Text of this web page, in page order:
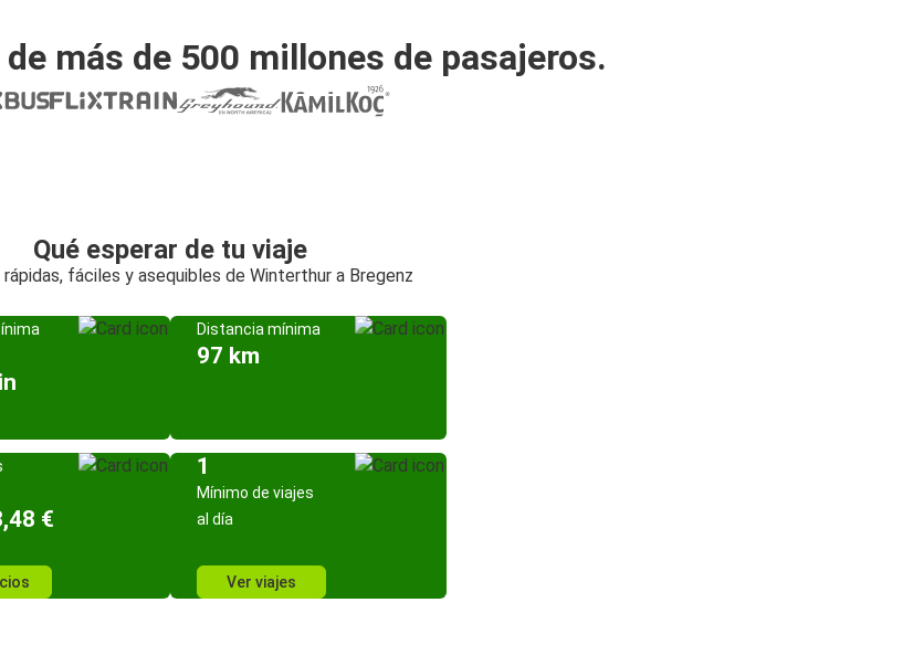
más de 500 millones de pasajeros.
Qué esperar de tu viaje
fáciles y asequibles de Winterthur a Bregenz
Distancia mínima
97 km
€
1
Mínimo de viajes
al día
Ver viajes